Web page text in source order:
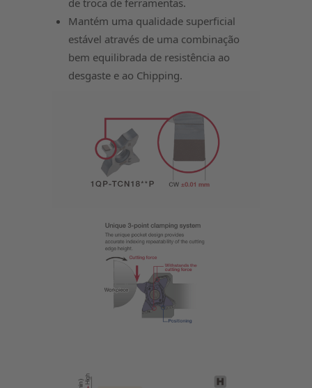
Mantém uma qualidade superficial
estável através de uma combinação
bem equilibrada de resistência ao
desgaste e ao Chipping.